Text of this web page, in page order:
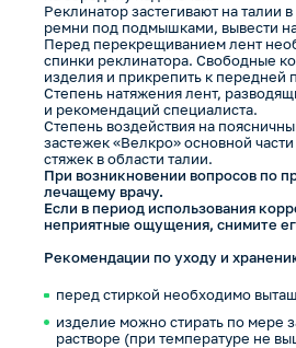
Реклинатор застегивают на
ремни под подмышками, вывести на
Перед перекрещиванием лент
спинки реклинатора. Свободные
изделия и прикрепить к
Степень натяжения лент,
и рекомендаций специалиста.
Степень воздействия на
застежек «Велкро» основной
стяжек в области талии.
При возникновении вопросов по
лечащему врачу.
Если в период использования
неприятные ощущения, снимите
Рекомендации по уходу и
перед стиркой необходимо
изделие можно стирать по мере
растворе (при температуре не